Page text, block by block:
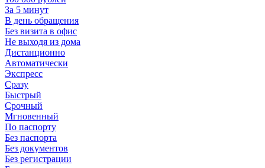
За 5 минут
В день обращения
Без визита в офис
Не выходя из дома
Дистанционно
Автоматически
Экспресс
Сразу
Быстрый
Срочный
Мгновенный
По паспорту
Без паспорта
Без документов
Без регистрации